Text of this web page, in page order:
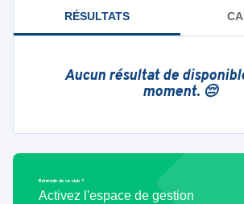
RÉSULTATS
Aucun résultat de
moment. 😔
Bénévole de ce club ?
Activez l'espace de gestion